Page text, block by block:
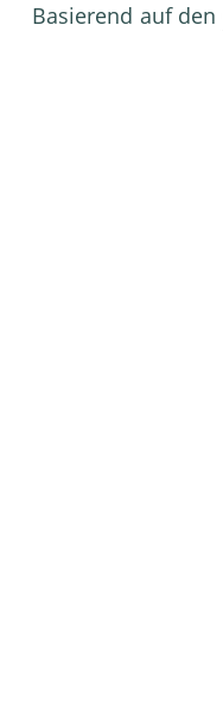
Basierend auf den